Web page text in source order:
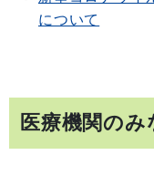
について
医療機関の